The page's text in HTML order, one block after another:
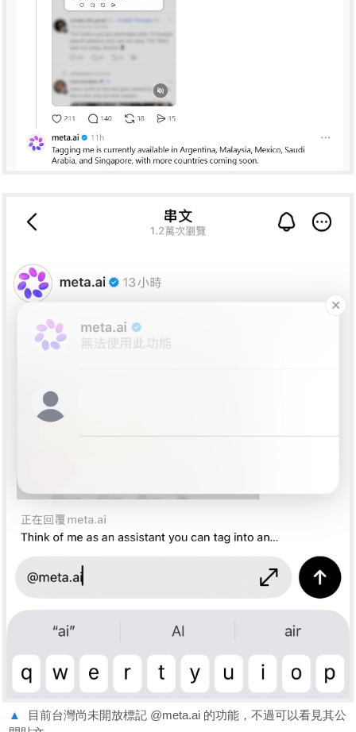
▲
目前台灣尚未開放標記 @meta.ai 的功能，不過可以看見其公